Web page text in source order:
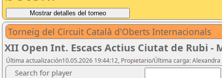
Torneig del Circuit Català d'Oberts Internacionals
XII Open Int. Escacs Actius Ciutat de Rubi -
Última actualización10.05.2026 19:44:12, Propietario/Última carga:
Search for player